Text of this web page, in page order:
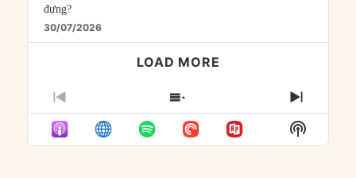
đựng?
30/07/2026
LOAD MORE
PREVIOUS
EPISODE
SHOW
EPISODES
LIST
NEXT
Show
Podcast